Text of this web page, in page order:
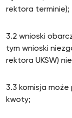
rektora terminie);
3.2 wnioski
tym wnioski
rektora UKSW)
3.3 komisja
kwoty;